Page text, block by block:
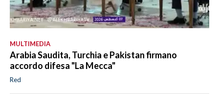
MULTIMEDIA
Arabia Saudita, Turchia e Pakistan firmano
accordo difesa "La Mecca"
Red